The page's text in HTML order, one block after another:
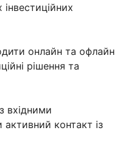
інвестиційних
онлайн та офлайн
рішення та
вхідними
контакт із